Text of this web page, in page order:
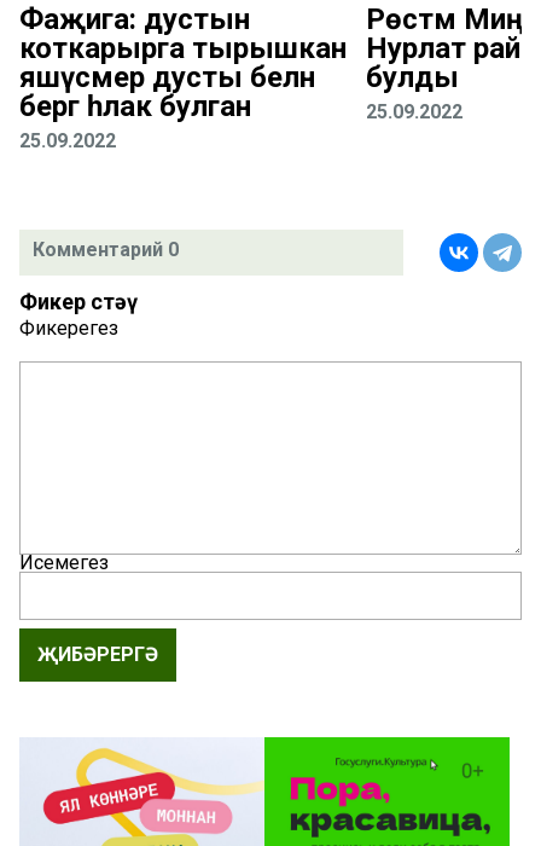
Фаҗига: дустын
коткарырга тырышкан
яшүсмер дусты белән
бергә һәлак булган
25.09.2022
Рөстәм
Нурлат
булды
25.09.2022
Комментарий 0
Фикер өстәү
Фикерегез
Исемегез
ҖИБӘРЕРГӘ